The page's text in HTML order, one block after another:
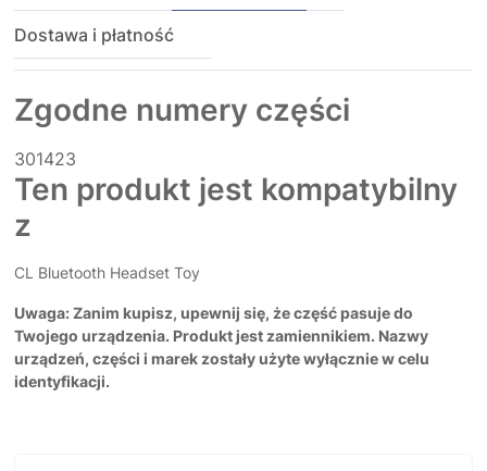
Dostawa i płatność
Zgodne numery części
301423
Ten produkt jest kompatybilny
z
CL Bluetooth Headset Toy
Uwaga: Zanim kupisz, upewnij się, że część pasuje do
Twojego urządzenia. Produkt jest zamiennikiem. Nazwy
urządzeń, części i marek zostały użyte wyłącznie w celu
identyfikacji.